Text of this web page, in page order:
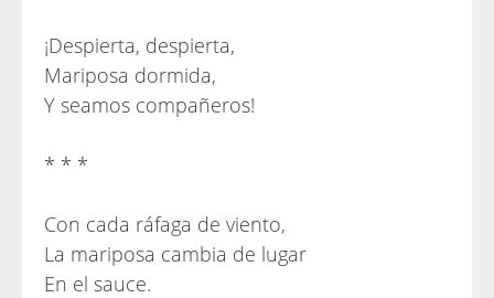
¡Despierta, despierta,
Mariposa dormida,
Y seamos compañeros!
* * *
Con cada ráfaga de viento,
La mariposa cambia de lugar
En el sauce.